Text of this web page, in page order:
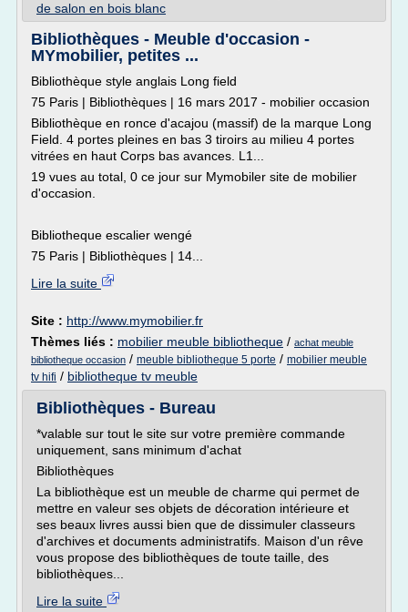
de salon en bois blanc
Bibliothèques - Meuble d'occasion -
MYmobilier, petites ...
Bibliothèque style anglais Long field
75 Paris | Bibliothèques | 16 mars 2017 - mobilier occasion
Bibliothèque en ronce d'acajou (massif) de la marque Long
Field. 4 portes pleines en bas 3 tiroirs au milieu 4 portes
vitrées en haut Corps bas avances. L1...
19 vues au total, 0 ce jour sur Mymobiler site de mobilier
d'occasion.
Bibliotheque escalier wengé
75 Paris | Bibliothèques | 14...
Lire la suite
Site : http://www.mymobilier.fr
Thèmes liés : mobilier meuble bibliotheque / achat meuble
bibliotheque occasion / meuble bibliotheque 5 porte / mobilier meuble
tv hifi / bibliotheque tv meuble
Bibliothèques - Bureau
*valable sur tout le site sur votre première commande
uniquement, sans minimum d'achat
Bibliothèques
La bibliothèque est un meuble de charme qui permet de
mettre en valeur ses objets de décoration intérieure et
ses beaux livres aussi bien que de dissimuler classeurs
d'archives et documents administratifs. Maison d'un rêve
vous propose des bibliothèques de toute taille, des
bibliothèques...
Lire la suite